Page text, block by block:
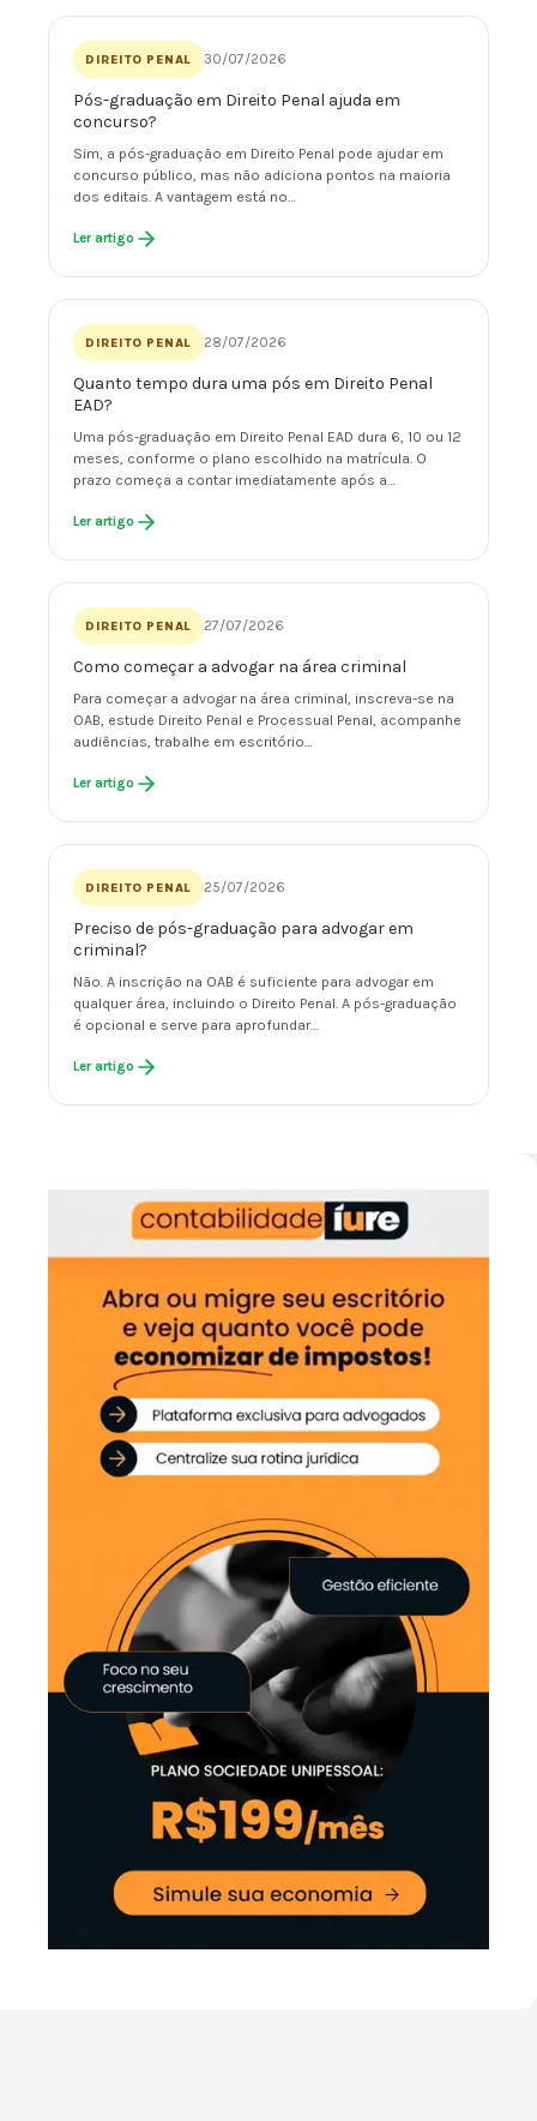
DIREITO PENAL 30/07/2026
Pós-graduação em Direito Penal ajuda em
concurso?
Sim, a pós-graduação em Direito Penal pode ajudar em
concurso público, mas não adiciona pontos na maioria
dos editais. A vantagem está no…
Ler artigo
DIREITO PENAL 28/07/2026
Quanto tempo dura uma pós em Direito Penal
EAD?
Uma pós-graduação em Direito Penal EAD dura 6, 10 ou 12
meses, conforme o plano escolhido na matrícula. O
prazo começa a contar imediatamente após a…
Ler artigo
DIREITO PENAL 27/07/2026
Como começar a advogar na área criminal
Para começar a advogar na área criminal, inscreva-se na
OAB, estude Direito Penal e Processual Penal, acompanhe
audiências, trabalhe em escritório…
Ler artigo
DIREITO PENAL 25/07/2026
Preciso de pós-graduação para advogar em
criminal?
Não. A inscrição na OAB é suficiente para advogar em
qualquer área, incluindo o Direito Penal. A pós-graduação
é opcional e serve para aprofundar…
Ler artigo